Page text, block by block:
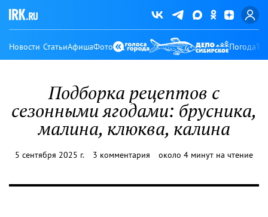
Новости СтатьиАфишаФото Погода
Подборка рецептов с
сезонными ягодами: брусника,
малина, клюква, калина
5 сентября 2025 г. 3 комментария около 4 минут на чтение